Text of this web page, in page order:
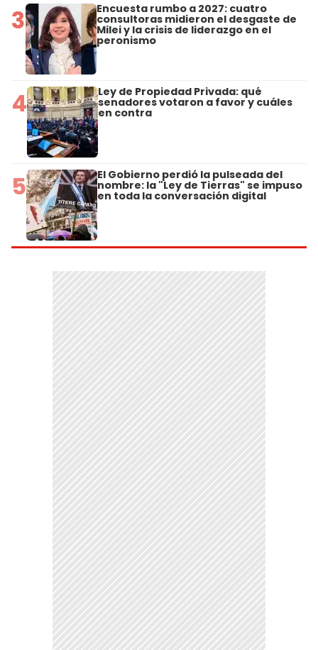
3 Encuesta rumbo a 2027: cuatro
consultoras midieron el desgaste de
Milei y la crisis de liderazgo en el
peronismo
4 Ley de Propiedad Privada: qué
senadores votaron a favor y cuáles
en contra
5 El Gobierno perdió la pulseada del
nombre: la "Ley de Tierras" se impuso
en toda la conversación digital